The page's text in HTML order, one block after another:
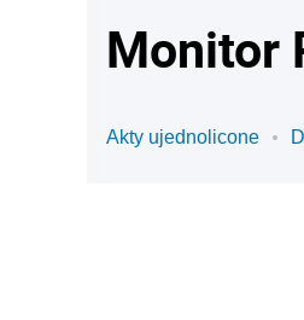
Monitor
Akty ujednolicone